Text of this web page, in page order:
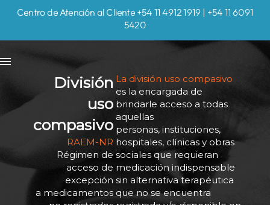
Centro de Atención al Cliente +54 11 4912 1919 | +54 11 6091
5420
División
uso
compasivo
RAEM-NR
Régimen de
acceso de
excepción
a medicamentos
La división uso compasivo
es la encargada de
brindarle acceso a todas
aquellas
personas, instituciones,
hospitales, clínicas y obras
sociales que requieran
medicación indispensable
sin alternativa terapéutica
que no se encuentra